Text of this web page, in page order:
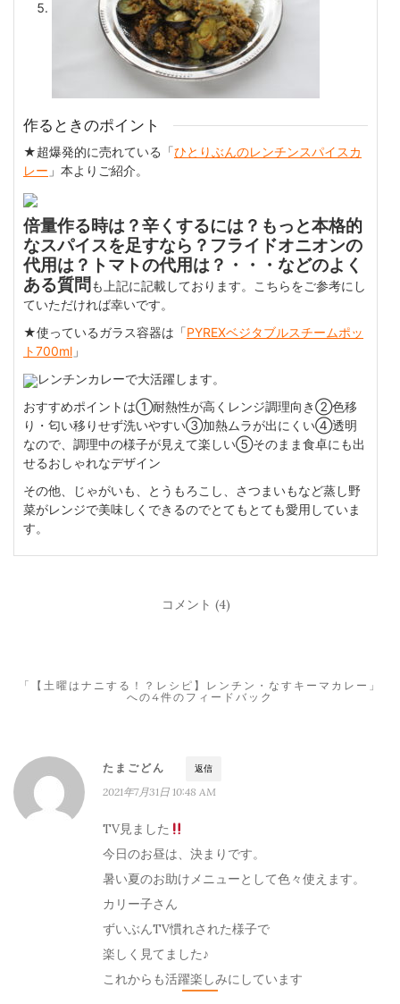
ホーム
作るときのポイント
★超爆発的に売れている「ひとりぶんのレンチンスパイスカ
レー 」本よりご紹介。
倍量作る時は？辛くするには？もっと本格的
なスパイスを足すなら？フライドオニオンの
代用は？トマトの代用は？・・・などのよく
ある質問 も上記に記載しております。こちらをご参考にし
ていただければ幸いです。
★使っているガラス容器は「PYREXベジタブルスチームポッ
ト700ml 」
レンチンカレーで大活躍します。
おすすめポイントは①耐熱性が高くレンジ調理向き②色移
り・匂い移りせず洗いやすい③加熱ムラが出にくい④透明
なので、調理中の様子が見えて楽しい⑤そのまま食卓にも出
せるおしゃれなデザイン
その他、じゃがいも、とうもろこし、さつまいもなど蒸し野
菜がレンジで美味しくできるのでとてもとても愛用していま
す。
コメント (4)
「【土曜はナニする！？レシピ】レンチン・なすキーマカレー」
への4件のフィードバック
たまごどん 返信
2021年7月31日 10:48 AM
TV見ました
今日のお昼は、決まりです。
暑い夏のお助けメニューとして色々使えます。
カリー子さん
ずいぶんTV慣れされた様子で
楽しく見てました♪
これからも活躍楽しみにしています